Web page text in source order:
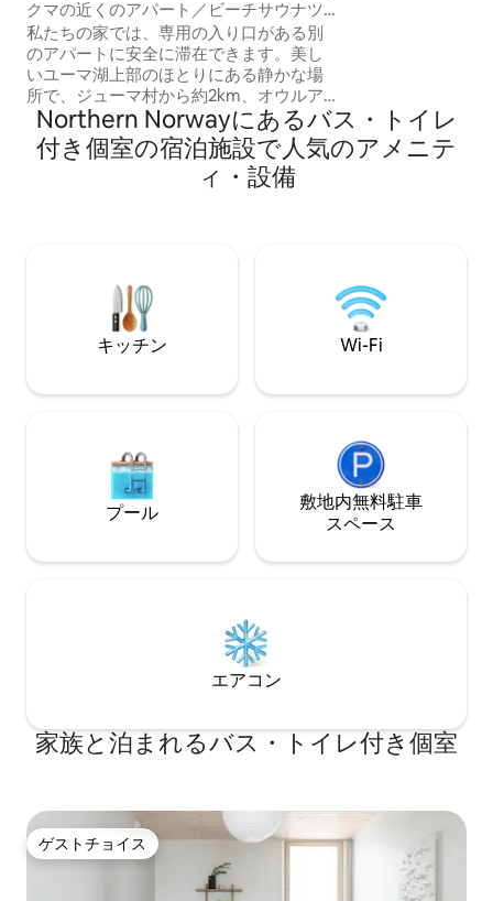
クマの近くのアパート／ビーチサウナツ
アー
私たちの家では、専用の入り口がある別
のアパートに安全に滞在できます。美し
いユーマ湖上部のほとりにある静かな場
所で、ジューマ村から約2km、オウルア
ンカン国立公園の近くにある小さなカル
フンキエロクセから3kmです。近くに
は、Karhunkierrokset、Riisitunturi、
Ruka、Kiutaköngäsなどの素晴らしい自
す。料金には、3名様分のリネンとタオル
が含まれています。
Northern Norwayにあるバス・トイレ
付き個室の宿泊施設で人気のアメニテ
ィ・設備
キッチン Wi-Fi
プール
敷地内無料駐⁠車
ス⁠ペ⁠ー⁠ス
エアコン
家族と泊まれるバス・トイレ付き個室
ゲストチョイス
ゲストチョイス